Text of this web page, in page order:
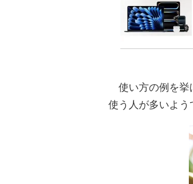
使い方の例を挙
使う人が多いよう